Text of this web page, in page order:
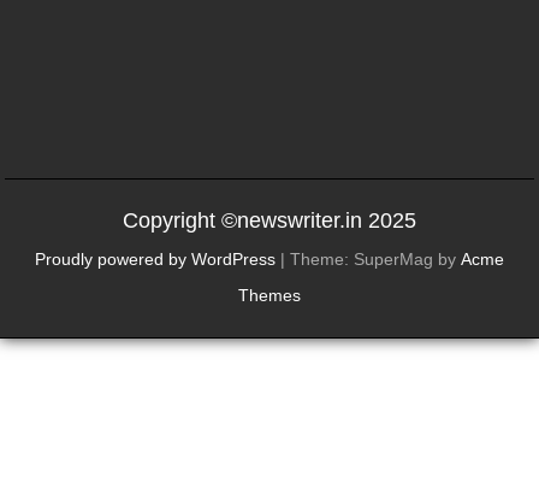
Copyright ©newswriter.in 2025
Proudly powered by WordPress | Theme: SuperMag by Acme
Themes